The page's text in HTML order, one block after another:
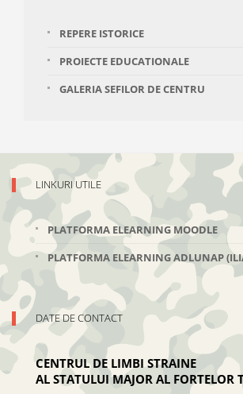
REPERE ISTORICE
PROIECTE EDUCATIONALE
GALERIA SEFILOR DE CENTRU
LINKURI UTILE
PLATFORMA ELEARNING MOODLE
PLATFORMA ELEARNING ADLUNAP
DATE DE CONTACT
CENTRUL DE LIMBI STRAINE
AL STATULUI MAJOR AL FORTELOR